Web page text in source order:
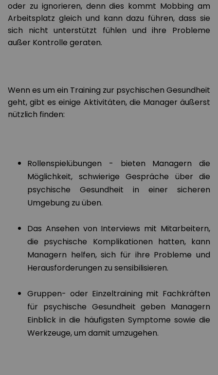
oder zu ignorieren, denn dies kommt Mobbing am
Arbeitsplatz gleich und kann dazu führen, dass sie
sich nicht unterstützt fühlen und ihre Probleme
außer Kontrolle geraten.
Wenn es um ein Training zur psychischen Gesundheit
geht, gibt es einige Aktivitäten, die Manager äußerst
nützlich finden:
Rollenspielübungen - bieten Managern die
Möglichkeit, schwierige Gespräche über die
psychische Gesundheit in einer sicheren
Umgebung zu üben.
Das Ansehen von Interviews mit Mitarbeitern,
die psychische Komplikationen hatten, kann
Managern helfen, sich für ihre Probleme und
Herausforderungen zu sensibilisieren.
Gruppen- oder Einzeltraining mit Fachkräften
für psychische Gesundheit geben Managern
Einblick in die häufigsten Symptome sowie die
Werkzeuge, um damit umzugehen.